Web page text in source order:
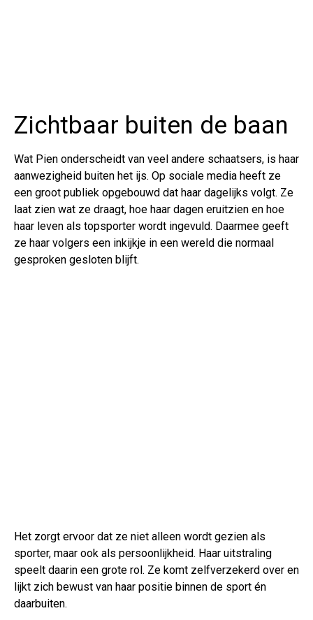
Zichtbaar buiten de baan
Wat Pien onderscheidt van veel andere schaatsers, is haar
aanwezigheid buiten het ijs. Op sociale media heeft ze
een groot publiek opgebouwd dat haar dagelijks volgt. Ze
laat zien wat ze draagt, hoe haar dagen eruitzien en hoe
haar leven als topsporter wordt ingevuld. Daarmee geeft
ze haar volgers een inkijkje in een wereld die normaal
gesproken gesloten blijft.
Het zorgt ervoor dat ze niet alleen wordt gezien als
sporter, maar ook als persoonlijkheid. Haar uitstraling
speelt daarin een grote rol. Ze komt zelfverzekerd over en
lijkt zich bewust van haar positie binnen de sport én
daarbuiten.